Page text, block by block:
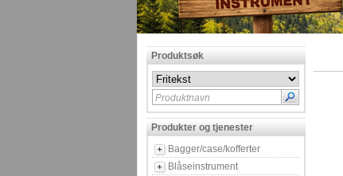
Produktsøk
Produktnavn
Produkter og tjenester
Bagger/case/kofferter
Blåseinstrument